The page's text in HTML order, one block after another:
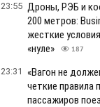
23:55 Дроны, РЭБ и
200 метров:
жесткие
«нуле»
187
23:31
«Вагон не
четкие правила
пассажиров